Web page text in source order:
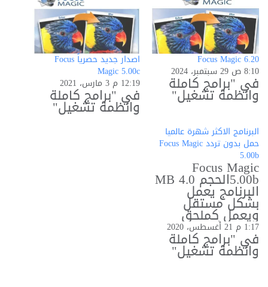
Focus Magic 6.20
8:10 ص 29 سبتمبر، 2024
في "برامج كاملة
وانظمة تشغيل"
اصدار جديد حصرياً Focus
Magic 5.00c
12:19 م 3 مارس، 2021
في "برامج كاملة
وانظمة تشغيل"
البرنامج الاكثر شهرة عالميا
حمل بدون تردد Focus Magic
5.00b
Focus Magic 5.00bالحجم 4.0 MB البرنامج يعمل
بشكل مستقل
ويعمل كملحق
للفوتوشوب يستخد
م Focus Magic
تقنية
deconvolution
1:17 م 21 أغسطس، 2020
في "برامج كاملة
وانظمة تشغيل"